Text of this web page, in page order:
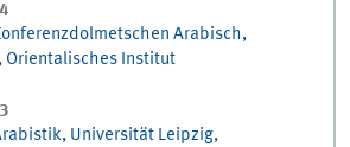
Arabisch,
Orientalisches Institut
Universität Leipzig,